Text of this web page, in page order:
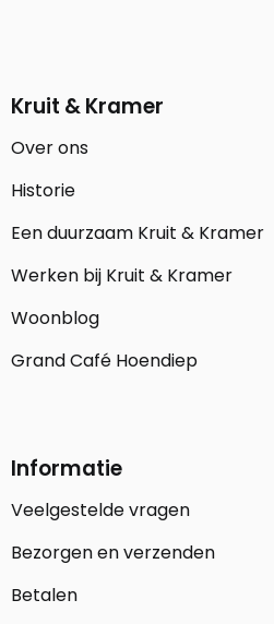
Kruit & Kramer
Over ons
Historie
Een duurzaam Kruit & Kramer
Werken bij Kruit & Kramer
Woonblog
Grand Café Hoendiep
Informatie
Veelgestelde vragen
Bezorgen en verzenden
Betalen